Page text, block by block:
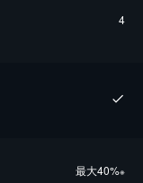
4
最⼤40%※